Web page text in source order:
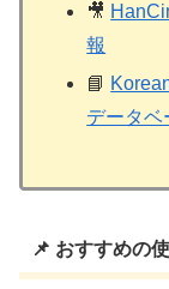
🎥
報
📘
データベ
📌 おすすめの